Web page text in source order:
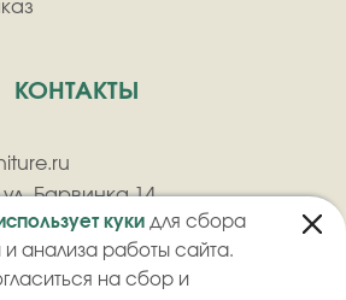
куки для сбора
и анализа работы сайта.
на сбор и
КОНТАКТЫ
Барвинка 14